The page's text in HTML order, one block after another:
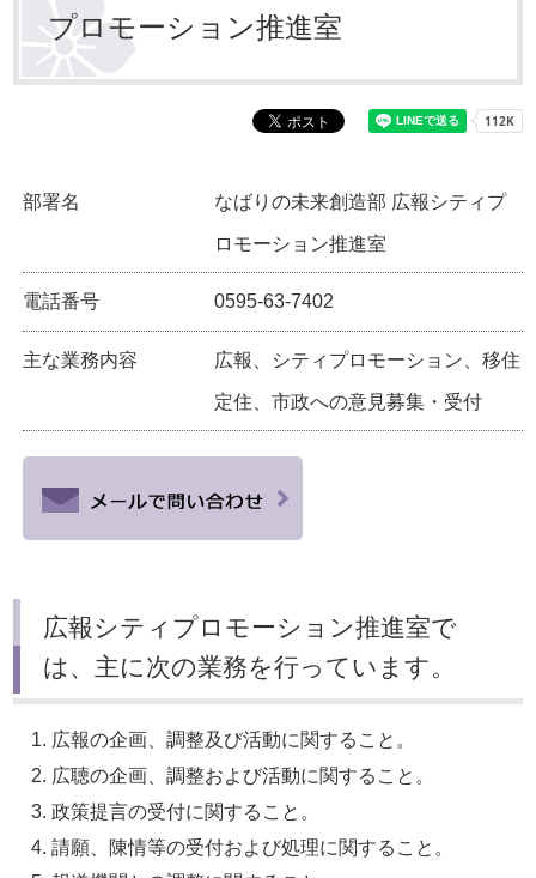
プロモーション推進室
部署名 なばりの未来創造部 広報シティプ
ロモーション推進室
電話番号 0595-63-7402
主な業務内容 広報、シティプロモーション、移住
定住、市政への意見募集・受付
広報シティプロモーション推進室で
は、主に次の業務を行っています。
広報の企画、調整及び活動に関すること。
広聴の企画、調整および活動に関すること。
政策提言の受付に関すること。
請願、陳情等の受付および処理に関すること。